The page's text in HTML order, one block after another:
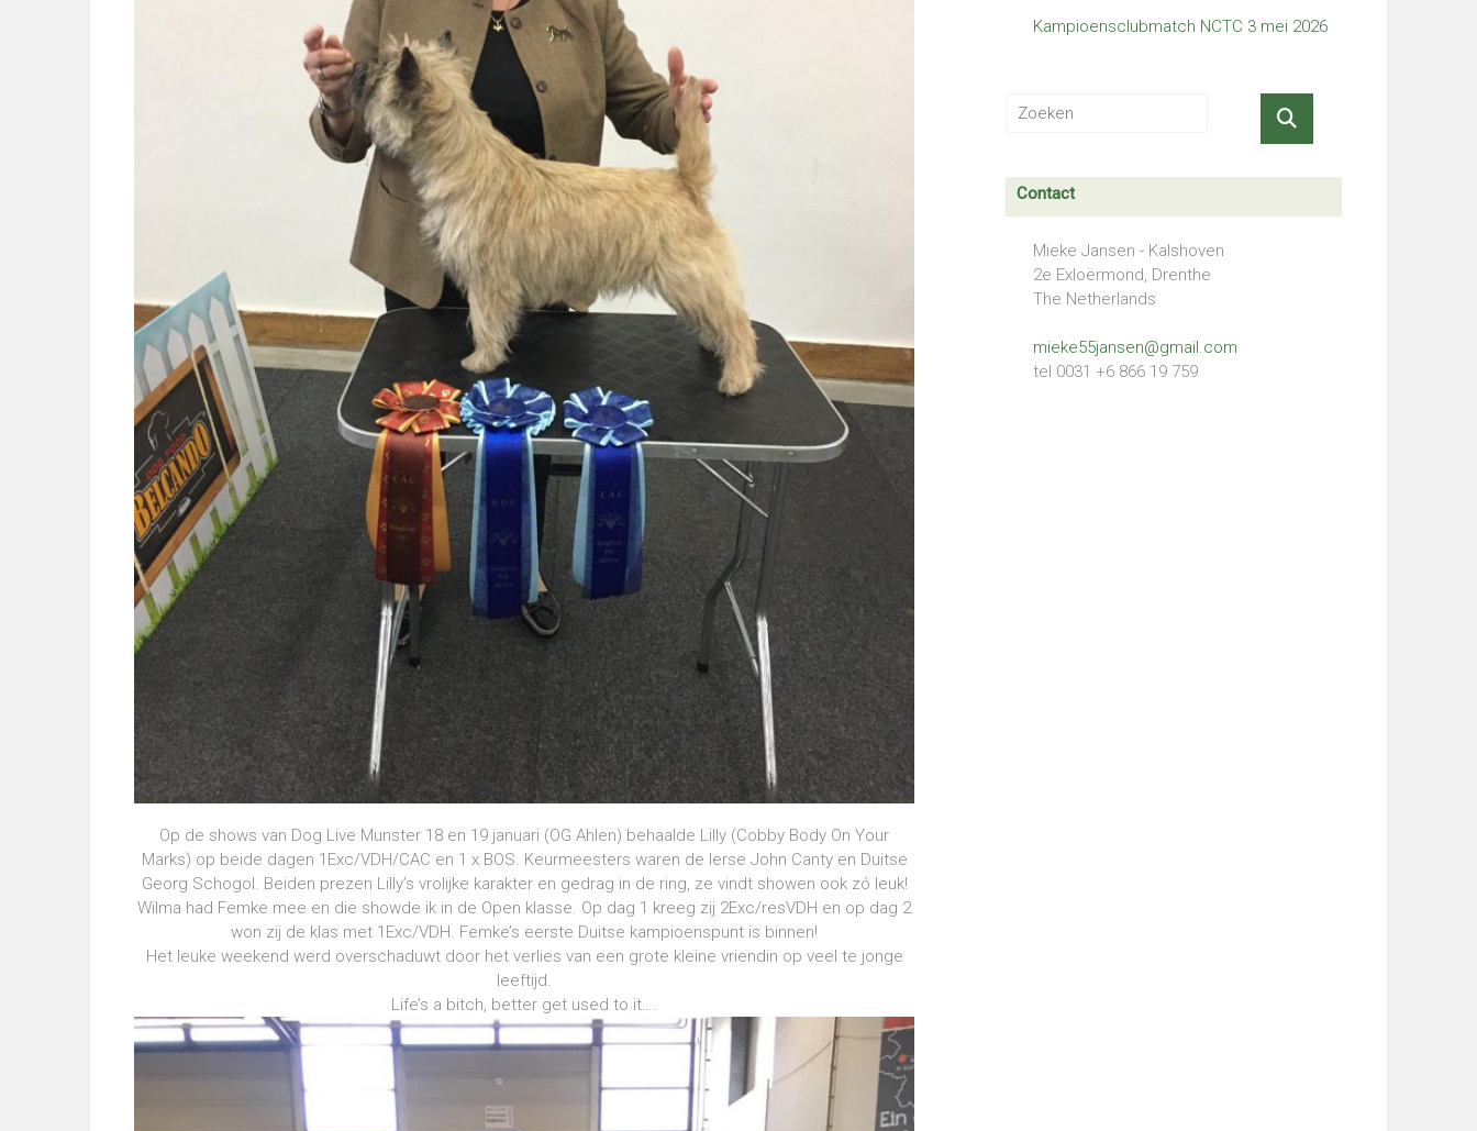
Op de shows van Dog Live Munster 18 en 19 januari (OG Ahlen) behaalde Lilly (Cobby Body On Your
Marks) op beide dagen 1Exc/VDH/CAC en 1 x BOS. Keurmeesters waren de Ierse John Canty en Duitse
Georg Schogol. Beiden prezen Lilly’s vrolijke karakter en gedrag in de ring, ze vindt showen ook zó leuk!
Wilma had Femke mee en die showde ik in de Open klasse. Op dag 1 kreeg zij 2Exc/resVDH en op dag 2
won zij de klas met 1Exc/VDH. Femke’s eerste Duitse kampioenspunt is binnen!
Het leuke weekend werd overschaduwt door het verlies van een grote kleine vriendin op veel te jonge
leeftijd.
Life’s a bitch, better get used to it….
Kampioensclubmatch NCTC 3 mei 2026
Contact
Mieke Jansen - Kalshoven
2e Exloërmond, Drenthe
The Netherlands
mieke55jansen@gmail.com
tel 0031 +6 866 19 759